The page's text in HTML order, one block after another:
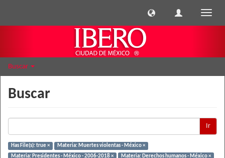
Buscar
Buscar
Ir
Has File(s): true ×
Materia: Muertes violentas - México ×
Materia: Presidentes - México - 2006-2018 ×
Materia: Derechos humanos - México ×